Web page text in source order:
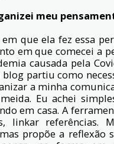
meu
que ela fez essa
em que comecei a
causada pela
partiu como
a minha
Eu achei
em casa. A
linkar referências.
propõe a reflexão